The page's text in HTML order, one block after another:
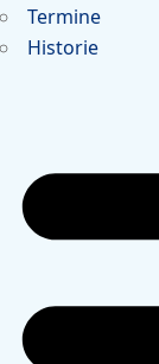
Termine
Historie